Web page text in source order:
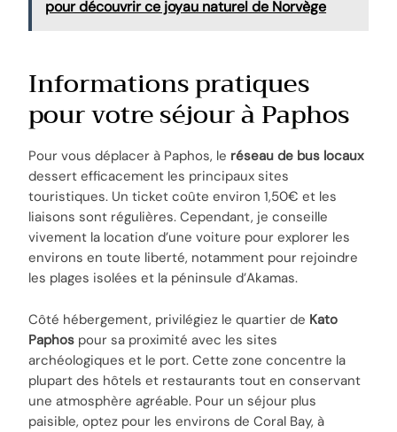
pour découvrir ce joyau naturel de Norvège
Informations pratiques
pour votre séjour à Paphos
Pour vous déplacer à Paphos, le réseau de bus locaux
dessert efficacement les principaux sites
touristiques. Un ticket coûte environ 1,50€ et les
liaisons sont régulières. Cependant, je conseille
vivement la location d’une voiture pour explorer les
environs en toute liberté, notamment pour rejoindre
les plages isolées et la péninsule d’Akamas.
Côté hébergement, privilégiez le quartier de Kato
Paphos pour sa proximité avec les sites
archéologiques et le port. Cette zone concentre la
plupart des hôtels et restaurants tout en conservant
une atmosphère agréable. Pour un séjour plus
paisible, optez pour les environs de Coral Bay, à